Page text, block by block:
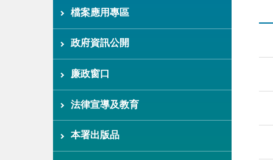
檔案應用專區
政府資訊公開
廉政窗口
法律宣導及教育
本署出版品